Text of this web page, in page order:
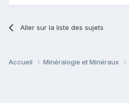
Aller sur la liste des sujets
Accueil Minéralogie et Minéraux